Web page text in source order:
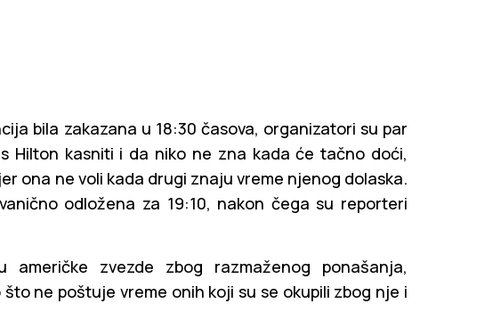
bila zakazana u 18:30 časova, organizatori su par
Hilton kasniti i da niko ne zna kada će tačno doći,
ona ne voli kada drugi znaju vreme njenog dolaska.
odložena za 19:10, nakon čega su reporteri
zvezde zbog razmaženog ponašanja,
ne poštuje vreme onih koji su se okupili zbog nje i